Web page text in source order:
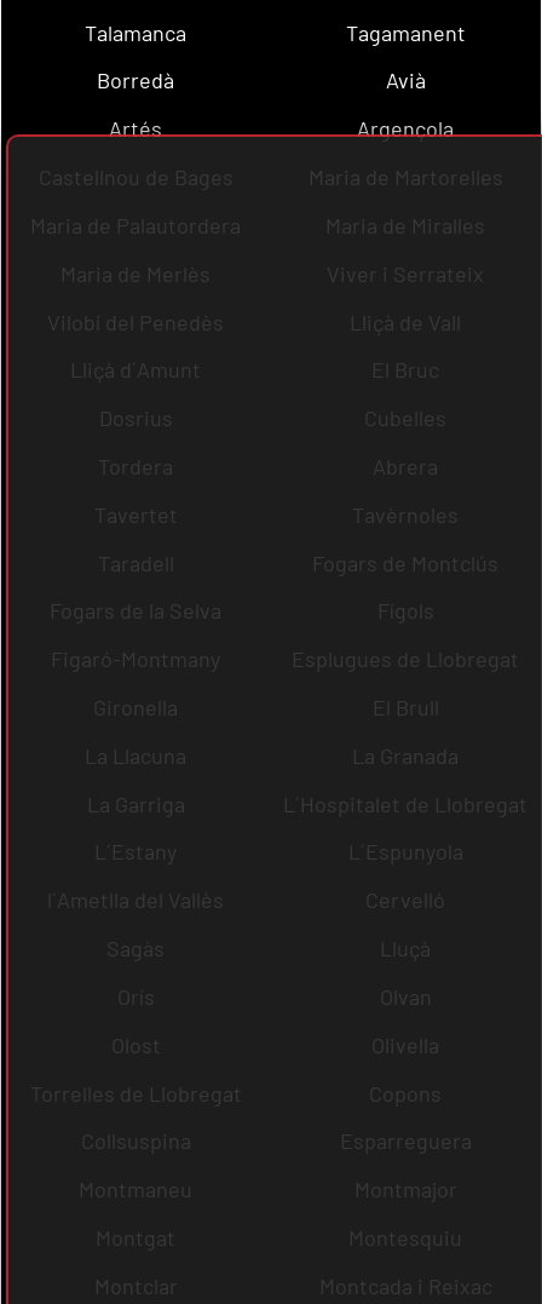
Talamanca
Tagamanent
Borredà
Avià
Artés
Argençola
Castellnou de Bages
Maria de Martorelles
Maria de Palautordera
Maria de Miralles
Maria de Merlès
Viver i Serrateix
Vilobí del Penedès
Lliçà de Vall
Lliçà d´Amunt
El Bruc
Dosrius
Cubelles
Tordera
Abrera
Tavertet
Tavèrnoles
Taradell
Fogars de Montclús
Fogars de la Selva
Fígols
Figaró-Montmany
Esplugues de Llobregat
Gironella
El Brull
La Llacuna
La Granada
La Garriga
L´Hospitalet de Llobregat
L´Estany
L´Espunyola
l´Ametlla del Vallès
Cervelló
Sagàs
Lluçà
Orís
Olvan
Olost
Olivella
Torrelles de Llobregat
Copons
Collsuspina
Esparreguera
Montmaneu
Montmajor
Montgat
Montesquiu
Montclar
Montcada i Reixac